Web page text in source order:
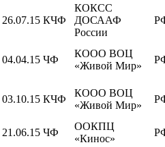
26.07.15 КЧФ
КОКСС
ДОСААФ
России
04.04.15 ЧФ
КООО ВОЦ
«Живой Мир»
03.10.15 КЧФ
КООО ВОЦ
«Живой Мир»
21.06.15 ЧФ
ООКПЦ
«Кинос»